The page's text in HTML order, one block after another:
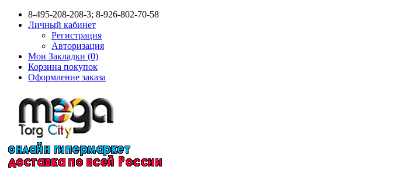
8-495-208-208-3; 8-926-802-70-58
Личный кабинет
Регистрация
Авторизация
Мои Закладки (0)
Корзина покупок
Оформление заказа